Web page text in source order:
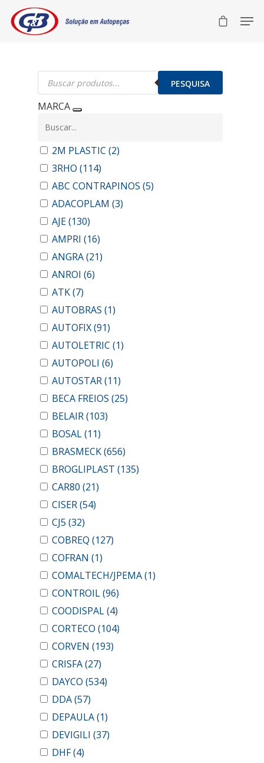
Pesquisar
produtos PESQUISA
MARCA
2M PLASTIC (2)
3RHO (114)
ABC CONTRAPINOS (5)
ADACOPLAM (3)
AJE(130)
AMPRI (16)
ANGRA(21)
ANROI (6)
ATK(7)
AUTOBRAS (1)
AUTOFIX(91)
AUTOLETRIC (1)
AUTOPOLI (6)
AUTOSTAR(11)
BECA FREIOS (25)
BELAIR(103)
BOSAL(11)
BRASMECK(656)
BROGLIPLAST (135)
CAR80 (21)
CISER(54)
CJ5 (32)
COBREQ (127)
COFRAN (1)
COMALTECH/JPEMA(1)
CONTROIL(96)
COODISPAL(4)
CORTECO (104)
CORVEN (193)
CRISFA(27)
DAYCO (534)
DDA(57)
DEPAULA(1)
DEVIGILI (37)
DHF(4)